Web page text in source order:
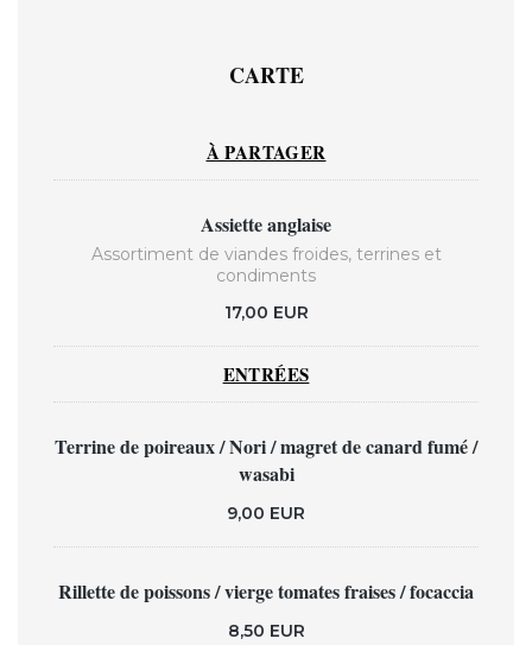
CARTE
À PARTAGER
Assiette anglaise
Assortiment de viandes froides, terrines et
condiments
17,00 EUR
ENTRÉES
Terrine de poireaux / Nori / magret de canard fumé /
wasabi
9,00 EUR
Rillette de poissons / vierge tomates fraises / focaccia
8,50 EUR